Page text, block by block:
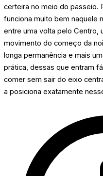
certeira no meio do passeio.
funciona muito bem naquele
entre uma volta pelo Centro,
movimento do começo da
longa permanência e mais
prática, dessas que entram
comer sem sair do eixo
a posiciona exatamente